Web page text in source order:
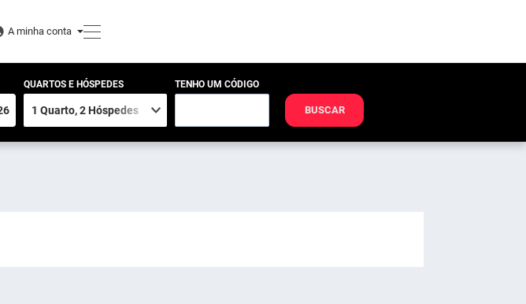
A minha conta
QUARTOS E HÓSPEDES TENHO UM CÓDIGO
BUSCAR